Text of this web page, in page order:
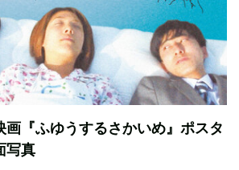
画『ふゆうするさかいめ』ポスタ
写真